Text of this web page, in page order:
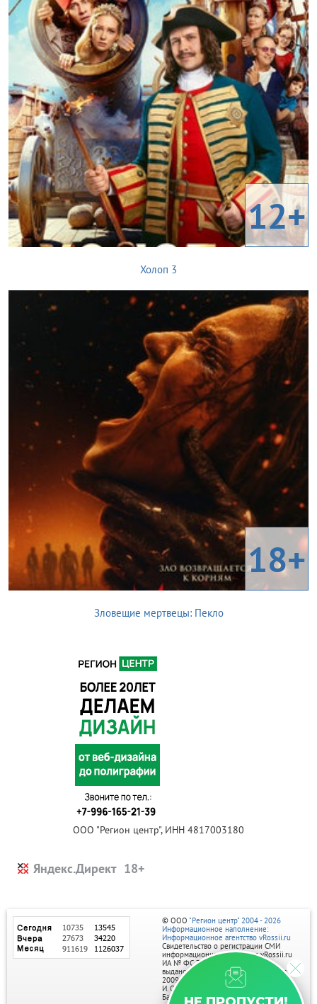
12+
Холоп 3
18+
Зловещие мертвецы: Пекло
ООО "Регион центр", ИНН 4817003180
Яндекс.Директ
© ООО "Регион центр" 2004 - 2026
Информационное наполнение:
Информационное агентство vRossii.ru
Свидетельство о регистрации СМИ
информационного агентства vRossii.ru
ИА № ФС 77‑35502
выдано РОСКОМНАДЗОРом 04 марта
2009г.
И. О. Главного редактора Нарыков А. Н.
Баннеры на портале размещаются на